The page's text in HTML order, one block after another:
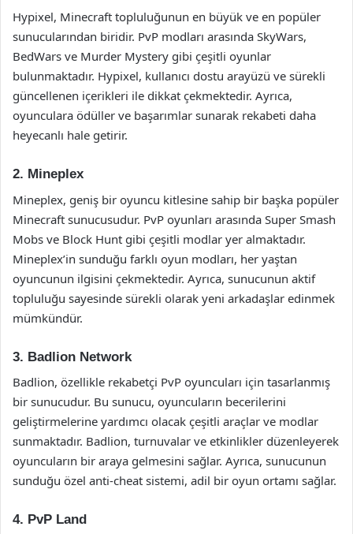
Hypixel, Minecraft topluluğunun en büyük ve en popüler
sunucularından biridir. PvP modları arasında SkyWars,
BedWars ve Murder Mystery gibi çeşitli oyunlar
bulunmaktadır. Hypixel, kullanıcı dostu arayüzü ve sürekli
güncellenen içerikleri ile dikkat çekmektedir. Ayrıca,
oyunculara ödüller ve başarımlar sunarak rekabeti daha
heyecanlı hale getirir.
2. Mineplex
Mineplex, geniş bir oyuncu kitlesine sahip bir başka popüler
Minecraft sunucusudur. PvP oyunları arasında Super Smash
Mobs ve Block Hunt gibi çeşitli modlar yer almaktadır.
Mineplex’in sunduğu farklı oyun modları, her yaştan
oyuncunun ilgisini çekmektedir. Ayrıca, sunucunun aktif
topluluğu sayesinde sürekli olarak yeni arkadaşlar edinmek
mümkündür.
3. Badlion Network
Badlion, özellikle rekabetçi PvP oyuncuları için tasarlanmış
bir sunucudur. Bu sunucu, oyuncuların becerilerini
geliştirmelerine yardımcı olacak çeşitli araçlar ve modlar
sunmaktadır. Badlion, turnuvalar ve etkinlikler düzenleyerek
oyuncuların bir araya gelmesini sağlar. Ayrıca, sunucunun
sunduğu özel anti-cheat sistemi, adil bir oyun ortamı sağlar.
4. PvP Land